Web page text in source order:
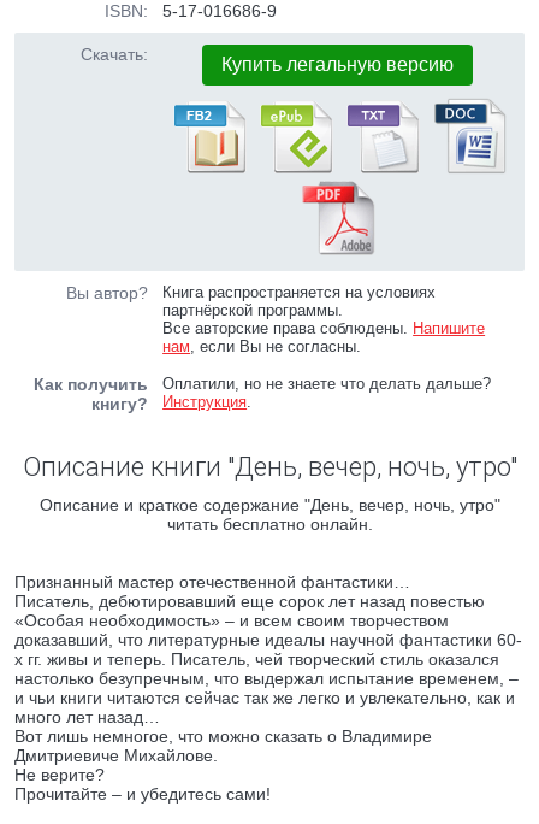
ISBN: 5-17-016686-9
Скачать: Купить легальную версию
Вы автор?
Книга распространяется на условиях
партнёрской программы.
Все авторские права соблюдены. Напишите
нам, если Вы не согласны.
Как получить
книгу?
Оплатили, но не знаете что делать дальше?
Инструкция.
Описание книги "День, вечер, ночь, утро"
Описание и краткое содержание "День, вечер, ночь, утро"
читать бесплатно онлайн.
Признанный мастер отечественной фантастики…
Писатель, дебютировавший еще сорок лет назад повестью
«Особая необходимость» – и всем своим творчеством
доказавший, что литературные идеалы научной фантастики 60-
х гг. живы и теперь. Писатель, чей творческий стиль оказался
настолько безупречным, что выдержал испытание временем, –
и чьи книги читаются сейчас так же легко и увлекательно, как и
много лет назад…
Вот лишь немногое, что можно сказать о Владимире
Дмитриевиче Михайлове.
Не верите?
Прочитайте – и убедитесь сами!